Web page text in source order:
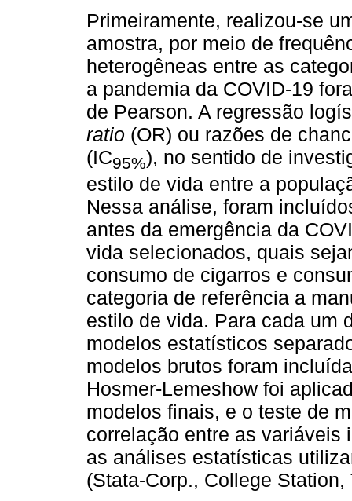
Primeiramente, realizou-se
amostra, por meio de
heterogêneas entre as
a pandemia da COVID-19
de Pearson. A regressão
ratio (OR) ou razões de
(IC95%), no sentido de
estilo de vida entre a
Nessa análise, foram
antes da emergência da
vida selecionados, quais
consumo de cigarros e
categoria de referência a
estilo de vida. Para cada um
modelos estatísticos
modelos brutos foram
Hosmer-Lemeshow foi
modelos finais, e o teste de
correlação entre as variáveis
as análises estatísticas
(Stata-Corp., College Station,